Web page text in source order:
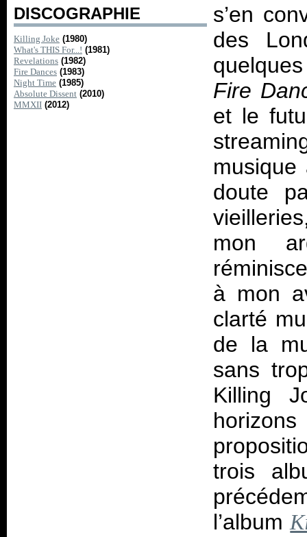
DISCOGRAPHIE
Killing Joke (1980)
What's THIS For...! (1981)
Revelations (1982)
Fire Dances (1983)
Night Time (1985)
Absolute Dissent (2010)
MMXII (2012)
s’en
des
Fire
et le
doute
mon
à mon
clarté
de la
sans
Killing
trois
l’album